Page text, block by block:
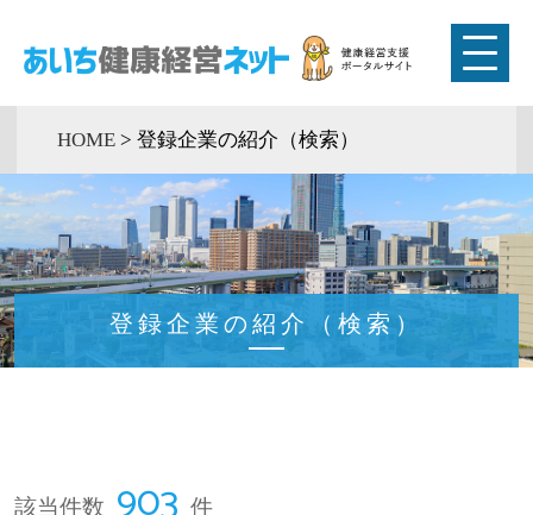
HOME > 登録企業の紹介（検索）
登録企業の紹介（検索）
該当件数 件